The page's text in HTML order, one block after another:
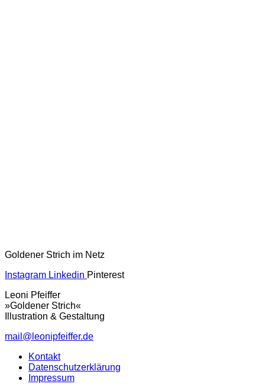
Goldener Strich im Netz
Instagram Linkedin Pinterest
Leoni Pfeiffer
»Goldener Strich«
Illustration & Gestaltung
mail@leonipfeiffer.de
Kontakt
Datenschutzerklärung
Impressum